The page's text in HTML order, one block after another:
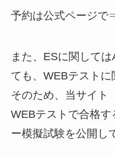
予約は公式ページで
また、ESに関して
ても、WEBテストに
そのため、当サイト
WEBテストで合格
ー模擬試験を公開し